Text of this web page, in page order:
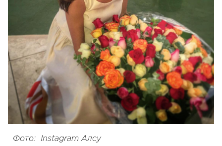
Фото: Instagram Алсу